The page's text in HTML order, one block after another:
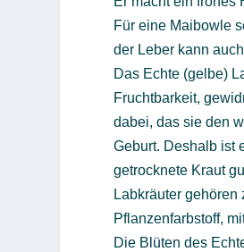
Für eine Maibowle
der Leber kann
Das Echte (gelbe)
Fruchtbarkeit,
dabei, das sie den
Geburt. Deshalb ist
getrocknete Kraut
Labkräuter
Pflanzenfarbstoff,
Die Blüten des